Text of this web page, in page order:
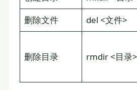
删除文件
del <文件>
删除目录 rmdir <目录>